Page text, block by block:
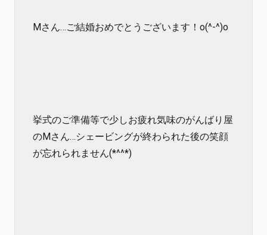
Mさん…ご結婚おめでとうございます！o(^-^)o
挙式のご準備等で少しお疲れ気味のがんばり屋
のMさん…シェービングが終わられた後の笑顔
が忘れられません(*^^*)